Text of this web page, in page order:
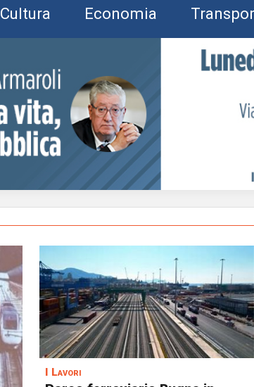
Cultura Economia
I Lavori